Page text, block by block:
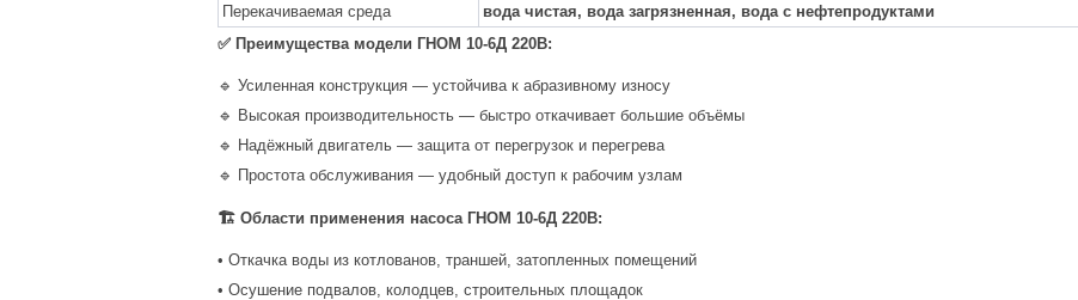
Перекачиваемая среда
вода чистая, вода загрязненная, вода с нефтепродуктами
✅ Преимущества модели ГНОМ 10-6Д 220В:
🔹 Усиленная конструкция — устойчива к абразивному износу
🔹 Высокая производительность — быстро откачивает большие объёмы
🔹 Надёжный двигатель — защита от перегрузок и перегрева
🔹 Простота обслуживания — удобный доступ к рабочим узлам
🏗 Области применения насоса ГНОМ 10-6Д 220В:
• Откачка воды из котлованов, траншей, затопленных помещений
• Осушение подвалов, колодцев, строительных площадок